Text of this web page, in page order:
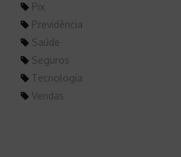
Pix
Previdência
Saúde
Seguros
Tecnologia
Vendas